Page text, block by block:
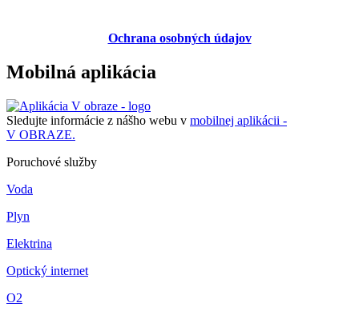
Ochrana osobných údajov
Mobilná aplikácia
Sledujte informácie z nášho webu v mobilnej aplikácii -
V OBRAZE.
Poruchové služby
Voda
Plyn
Elektrina
Optický internet
O2